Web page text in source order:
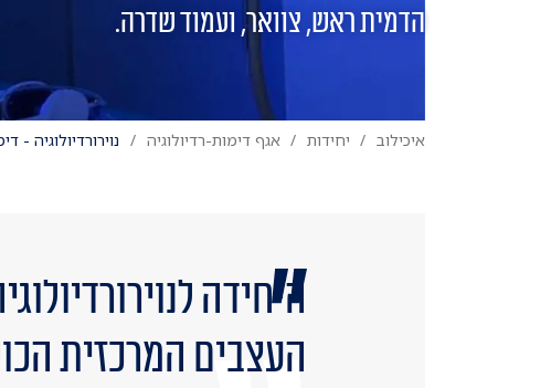
הדמית ראש, צוואר, ועמוד שדרה.
איכילוב יחידות אגף דימות-רדיולוגיה נוירורדיולוגיה
היחידה
העצבים המרכזית